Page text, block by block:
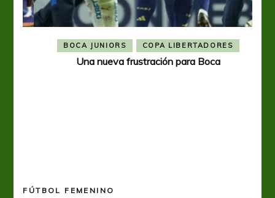
BOCA JUNIORS COPA LIBERTADORES
Una nueva frustración para Boca
FÚTBOL FEMENINO